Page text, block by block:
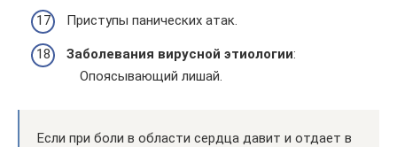
Приступы панических атак.
Заболевания вирусной этиологии:
Опоясывающий лишай.
Если при боли в области сердца давит и отдает в